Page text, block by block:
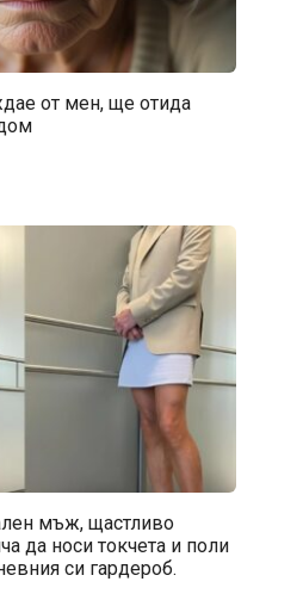
от мен, ще отида
мъж, щастливо
да носи токчета и поли
си гардероб.